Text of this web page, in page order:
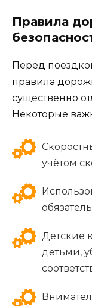
Правила
Перед
правила
существенно
Некоторые
учётом
Детские
детьми,